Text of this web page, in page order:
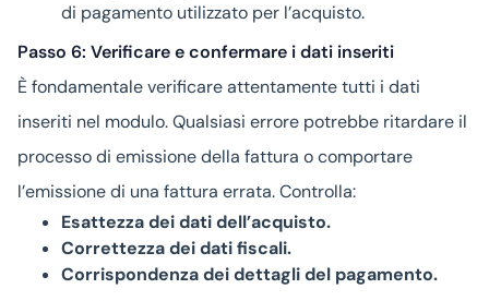
di pagamento utilizzato per l’acquisto.
Passo 6: Verificare e confermare i dati inseriti
È fondamentale verificare attentamente tutti i dati
inseriti nel modulo. Qualsiasi errore potrebbe ritardare il
processo di emissione della fattura o comportare
l’emissione di una fattura errata. Controlla:
Esattezza dei dati dell’acquisto.
Correttezza dei dati fiscali.
Corrispondenza dei dettagli del pagamento.